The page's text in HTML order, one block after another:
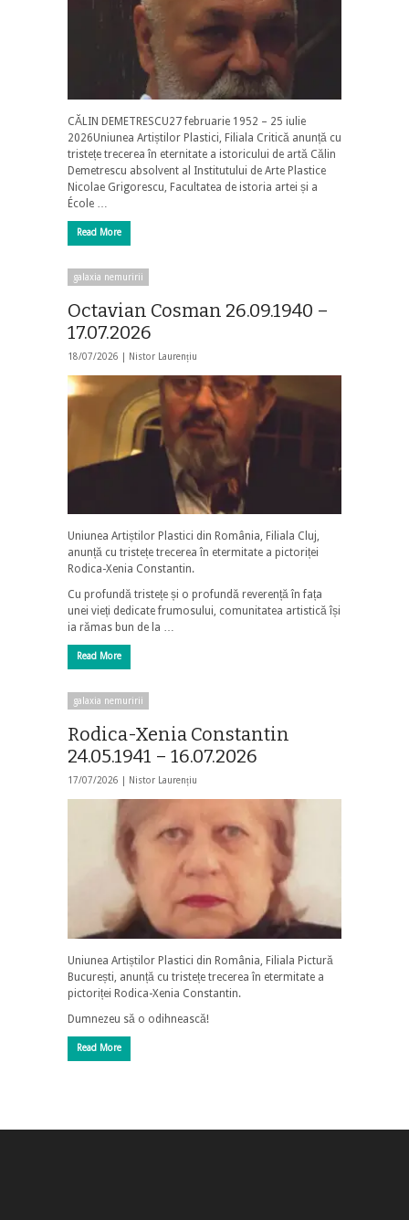
CĂLIN DEMETRESCU27 februarie 1952 – 25 iulie
2026Uniunea Artiștilor Plastici, Filiala Critică anunță cu
tristețe trecerea în eternitate a istoricului de artă Călin
Demetrescu absolvent al Institutului de Arte Plastice
Nicolae Grigorescu, Facultatea de istoria artei și a
École …
Read More
galaxia nemuririi
Octavian Cosman 26.09.1940 –
17.07.2026
18/07/2026 | Nistor Laurențiu
Uniunea Artiștilor Plastici din România, Filiala Cluj,
anunță cu tristețe trecerea în etermitate a pictoriței
Rodica-Xenia Constantin.
Cu profundă tristețe și o profundă reverență în fața
unei vieți dedicate frumosului, comunitatea artistică își
ia rămas bun de la …
Read More
galaxia nemuririi
Rodica-Xenia Constantin
24.05.1941 – 16.07.2026
17/07/2026 | Nistor Laurențiu
Uniunea Artiștilor Plastici din România, Filiala Pictură
București, anunță cu tristețe trecerea în etermitate a
pictoriței Rodica-Xenia Constantin.
Dumnezeu să o odihnească!
Read More